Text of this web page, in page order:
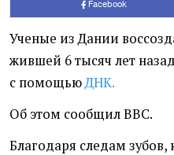
Facebook
Ученые из Дании
жившей 6 тысяч лет
с помощьюДНК.
Об этом сообщил BBC.
Благодаря следам